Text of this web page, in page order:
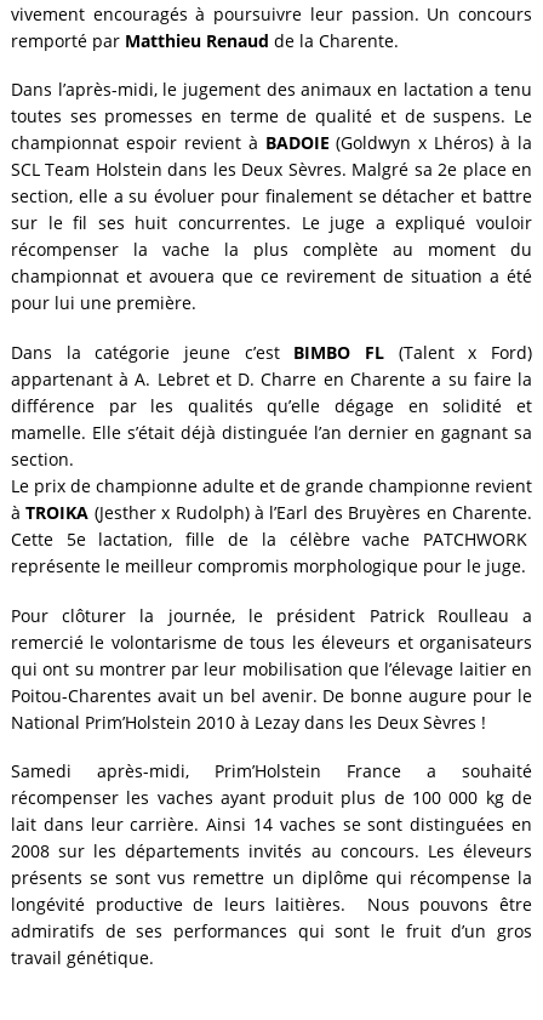
vivement encouragés à poursuivre leur passion. Un concours
remporté par Matthieu Renaud de la Charente.
Dans l’après-midi, le jugement des animaux en lactation a tenu
toutes ses promesses en terme de qualité et de suspens. Le
championnat espoir revient à BADOIE (Goldwyn x Lhéros) à la
SCL Team Holstein dans les Deux Sèvres. Malgré sa 2e place en
section, elle a su évoluer pour finalement se détacher et battre
sur le fil ses huit concurrentes. Le juge a expliqué vouloir
récompenser la vache la plus complète au moment du
championnat et avouera que ce revirement de situation a été
pour lui une première.
Dans la catégorie jeune c’est BIMBO FL (Talent x Ford)
appartenant à A. Lebret et D. Charre en Charente a su faire la
différence par les qualités qu’elle dégage en solidité et
mamelle. Elle s’était déjà distinguée l’an dernier en gagnant sa
section.
Le prix de championne adulte et de grande championne revient
àTROIKA (Jesther x Rudolph) à l’Earl des Bruyères en Charente.
Cette 5e lactation, fille de la célèbre vache PATCHWORK
représente le meilleur compromis morphologique pour le juge.
Pour clôturer la journée, le président Patrick Roulleau a
remercié le volontarisme de tous les éleveurs et organisateurs
qui ont su montrer par leur mobilisation que l’élevage laitier en
Poitou-Charentes avait un bel avenir. De bonne augure pour le
National Prim’Holstein 2010 à Lezay dans les Deux Sèvres !
Samedi après-midi, Prim’Holstein France a souhaité
récompenser les vaches ayant produit plus de 100 000 kg de
lait dans leur carrière. Ainsi 14 vaches se sont distinguées en
2008 sur les départements invités au concours. Les éleveurs
présents se sont vus remettre un diplôme qui récompense la
longévité productive de leurs laitières. Nous pouvons être
admiratifs de ses performances qui sont le fruit d’un gros
travail génétique.